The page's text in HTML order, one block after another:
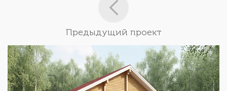
Предыдущий проект